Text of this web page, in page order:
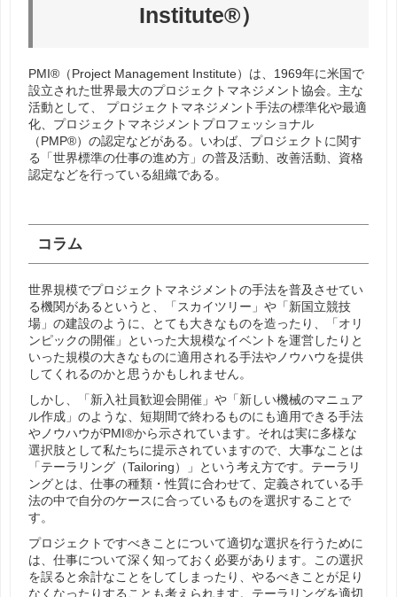
Institute®）
PMI®（Project Management Institute）は、1969年に米国で
設立された世界最大のプロジェクトマネジメント協会。主な
活動として、 プロジェクトマネジメント手法の標準化や最適
化、プロジェクトマネジメントプロフェッショナル
（PMP®）の認定などがある。いわば、プロジェクトに関す
る「世界標準の仕事の進め方」の普及活動、改善活動、資格
認定などを行っている組織である。
コラム
世界規模でプロジェクトマネジメントの手法を普及させてい
る機関があるというと、「スカイツリー」や「新国立競技
場」の建設のように、とても大きなものを造ったり、「オリ
ンピックの開催」といった大規模なイベントを運営したりと
いった規模の大きなものに適用される手法やノウハウを提供
してくれるのかと思うかもしれません。
しかし、「新入社員歓迎会開催」や「新しい機械のマニュア
ル作成」のような、短期間で終わるものにも適用できる手法
やノウハウがPMI®から示されています。それは実に多様な
選択肢として私たちに提示されていますので、大事なことは
「テーラリング（Tailoring）」という考え方です。テーラリ
ングとは、仕事の種類・性質に合わせて、定義されている手
法の中で自分のケースに合っているものを選択することで
す。
プロジェクトですべきことについて適切な選択を行うために
は、仕事について深く知っておく必要があります。この選択
を誤ると余計なことをしてしまったり、やるべきことが足り
なくなったりすることも考えられます。テーラリングを適切